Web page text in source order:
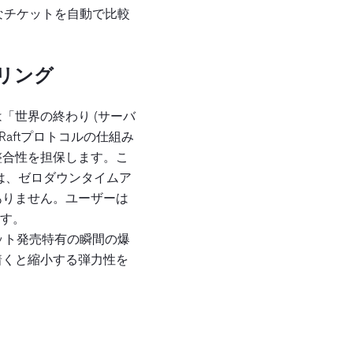
ケットを自動で比較
ング
世界の終わり (サーバ
プロトコルの仕組み
性を担保します。こ
ゼロダウンタイムア
ません。ユーザーは
。
発売特有の瞬間の爆
と縮小する弾力性を